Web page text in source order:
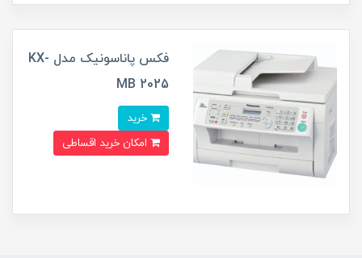
فکس پاناسونیک مدل KX-
MB 2025